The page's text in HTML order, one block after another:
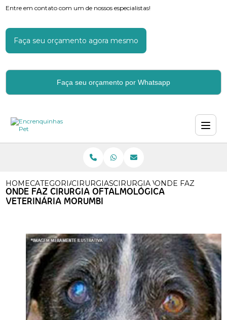
Entre em contato com um de nossos especialistas!
Faça seu orçamento agora mesmo
Faça seu orçamento por Whatsapp
HOMECATEGORIASCIRURGIAS VETERINARIAS
CIRURGIA VETERINARIA
ONDE FAZ
ONDE FAZ CIRURGIA OFTALMOLÓGICA
VETERINÁRIA MORUMBI